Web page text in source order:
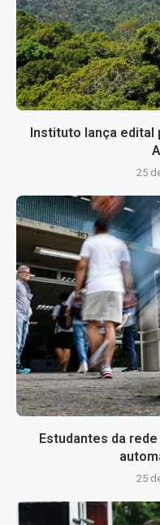
Instituto lança edital
25
Estudantes da
25